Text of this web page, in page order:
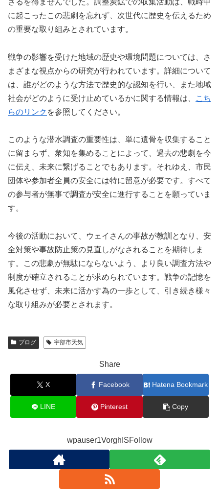
に起こったこの悲劇を忘れず、次世代に歴史を伝えるため
の重要な取り組みとされています。
戦争の影響を受けた地域の歴史や環境問題については、さ
まざまな視点からの研究が行われています。詳細について
は、誰がどのような方法で歴史的な認知を行い、また地域
社会がどのように受け止めているかに関する情報は、
こち
らのリンク を参照してください。
このような潜水調査の重要性は、単に遺骨を収集すること
に留まらず、衆知を集めることによって、過去の悲劇を今
に伝え、未来に繋げることでもあります。それゆえ、市民
団体や参加者全員の安全には特に留意が必要です。すべて
の参与者が無事で調査が安全に進行することを願っていま
す。
今後の活動において、ウェイさんの事故が教訓となり、安
全対策や事故防止策の見直しがなされることを期待しま
す。この悲劇が無駄にならないよう、より良い調査方法や
制度が確立されることが求められています。戦争の記憶を
風化させず、未来に活かす為の一歩として、引き続き様々
な取り組みが必要とされます。
ブログ 宇部市天気
Share
X Facebook Hatena Bookmark
LINE Pinterest Copy
wpauser1VorghISFollow